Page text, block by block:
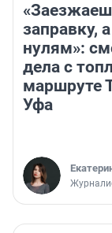
заправку,
нулям»:
дела с
маршруте
Уфа